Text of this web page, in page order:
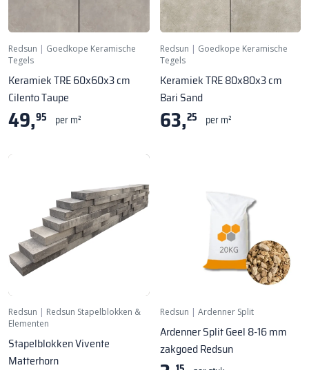
Redsun | Goedkope Keramische
Tegels
Keramiek TRE 60x60x3 cm
Cilento Taupe
49,95 per m²
Redsun | Goedkope Keramische
Tegels
Keramiek TRE 80x80x3 cm
Bari Sand
63,25 per m²
Redsun | Redsun Stapelblokken &
Elementen
Stapelblokken Vivente
Matterhorn
Redsun | Ardenner Split
Ardenner Split Geel 8-16 mm
zakgoed Redsun